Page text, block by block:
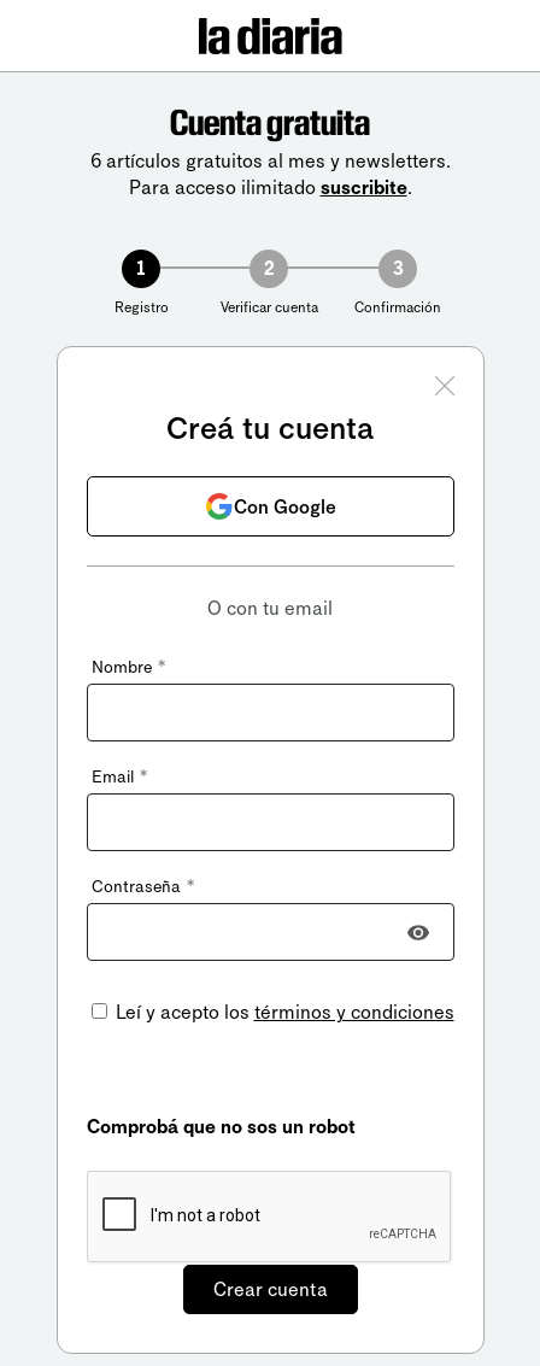
Cuenta gratuita
6 artículos gratuitos al mes y newsletters.
Para acceso ilimitado suscribite.
1
Registro
2
Verificar cuenta
3
Confirmación
Creá tu cuenta
Con Google
O con tu email
Nombre *
Email *
Contraseña *
Leí y acepto los términos y condiciones
Comprobá que no sos un robot